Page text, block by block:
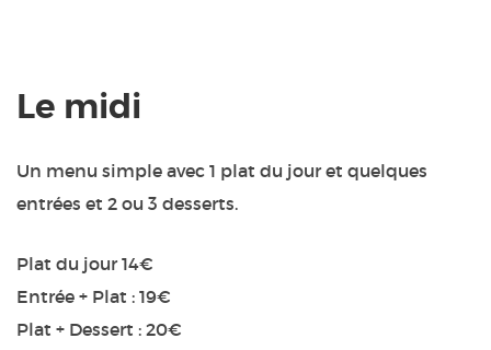
Le midi
Un menu simple avec 1 plat du jour et quelques
entrées et 2 ou 3 desserts.
Plat du jour 14€
Entrée + Plat : 19€
Plat + Dessert : 20€